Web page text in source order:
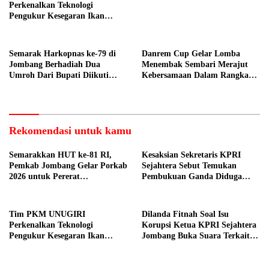
Perkenalkan Teknologi
Pengukur Kesegaran Ikan
Semarak Harkopnas ke-79 di
Jombang Berhadiah Dua
Umroh Dari Bupati Diikuti
Danrem Cup Gelar Lomba
Menembak Sembari Merajut
Kebersamaan Dalam Rangka
Rekomendasi untuk kamu
Semarakkan HUT ke-81 RI,
Pemkab Jombang Gelar Porkab
2026 untuk Pererat
Kesaksian Sekretaris KPRI
Sejahtera Sebut Temukan
Pembukuan Ganda Diduga
Tim PKM UNUGIRI
Perkenalkan Teknologi
Pengukur Kesegaran Ikan
Dilanda Fitnah Soal Isu
Korupsi Ketua KPRI Sejahtera
Jombang Buka Suara Terkait